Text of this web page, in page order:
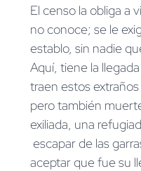
El censo la obliga a
no conoce; se le
establo, sin nadie
Aquí, tiene la
traen estos
pero también
exiliada, una
escapar de las
aceptar que fue su